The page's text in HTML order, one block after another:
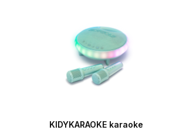
KIDYKARAOKE karaoke